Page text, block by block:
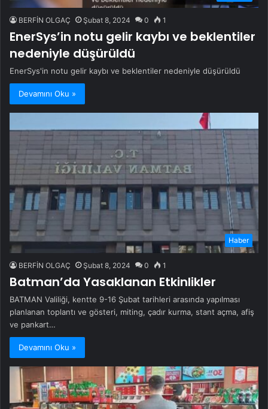
BERFİN OLGAÇ Şubat 8, 2024 0 1
EnerSys’in notu gelir kaybı ve beklentiler
nedeniyle düşürüldü
EnerSys'in notu gelir kaybı ve beklentiler nedeniyle düşürüldü
Devamını Oku »
Haber
BERFİN OLGAÇ Şubat 8, 2024 0 1
Batman’da Yasaklanan Etkinlikler
BATMAN Valiliği, kentte 9-16 Şubat tarihleri ​​arasında yapılması
planlanan toplantı ve gösteri, miting, çadır kurma, stant açma, afiş
ve pankart…
Devamını Oku »